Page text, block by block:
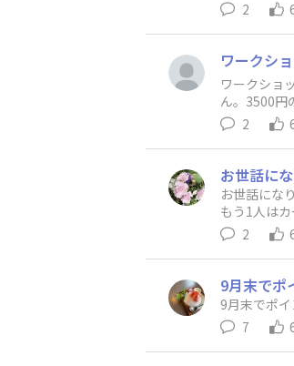
2
ワークショ
ん。3500円
2
お世話にな
もう1人は
2
9月末でポ
9月末でポ
7